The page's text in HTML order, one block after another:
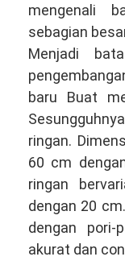
mengenali
sebagian
Menjadi
baru Buat
ringan.
60 cm
ringan
dengan 20
dengan pori-
akurat dan